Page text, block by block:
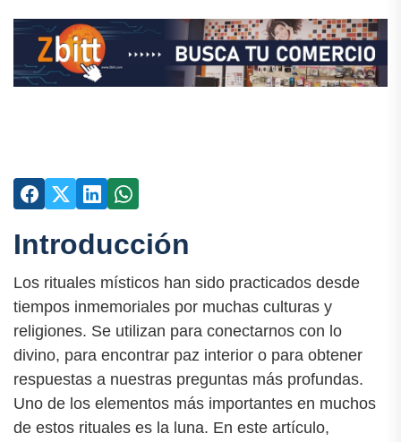
Introducción
Los rituales místicos han sido practicados desde
tiempos inmemoriales por muchas culturas y
religiones. Se utilizan para conectarnos con lo
divino, para encontrar paz interior o para obtener
respuestas a nuestras preguntas más profundas.
Uno de los elementos más importantes en muchos
de estos rituales es la luna. En este artículo,